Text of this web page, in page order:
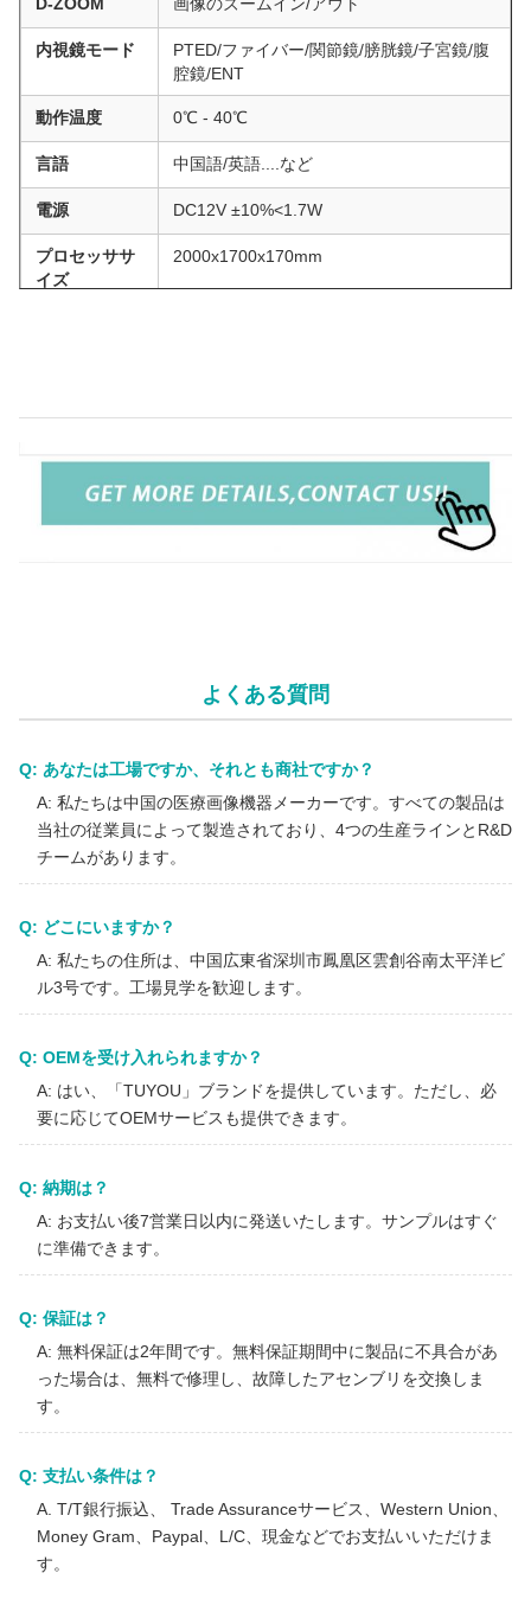
D-ZOOM 画像のズームイン/アウト
内視鏡モード
PTED/ファイバー/関節鏡/膀胱鏡/子宮鏡/腹
腔鏡/ENT
動作温度 0℃ - 40℃
言語 中国語/英語....など
電源 DC12V ±10%<1.7W
プロセッササ
イズ
2000x1700x170mm
よくある質問
Q: あなたは工場ですか、それとも商社ですか？
A: 私たちは中国の医療画像機器メーカーです。すべての製品は
当社の従業員によって製造されており、4つの生産ラインとR&D
チームがあります。
Q: どこにいますか？
A: 私たちの住所は、中国広東省深圳市鳳凰区雲創谷南太平洋ビ
ル3号です。工場見学を歓迎します。
Q: OEMを受け入れられますか？
A: はい、「TUYOU」ブランドを提供しています。ただし、必
要に応じてOEMサービスも提供できます。
Q: 納期は？
A: お支払い後7営業日以内に発送いたします。サンプルはすぐ
に準備できます。
Q: 保証は？
A: 無料保証は2年間です。無料保証期間中に製品に不具合があ
った場合は、無料で修理し、故障したアセンブリを交換しま
す。
Q: 支払い条件は？
A. T/T銀行振込、 Trade Assuranceサービス、Western Union、
Money Gram、Paypal、L/C、現金などでお支払いいただけま
す。